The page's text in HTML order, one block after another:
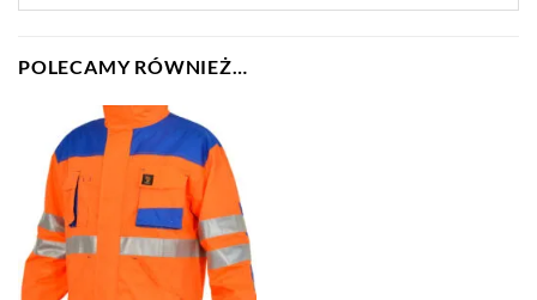
POLECAMY RÓWNIEŻ…